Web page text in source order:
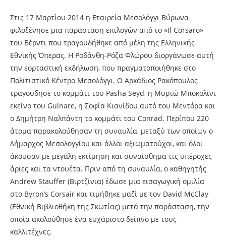
Στις 17 Μαρτίου 2014 η Εταιρεία Μεσολόγγι Βύρωνα
φιλοξένησε μια παράσταση επιλογών από το «Il Corsaro»
του Βέρντι που τραγουδήθηκε από μέλη της Ελληνικής
Εθνικής Όπερας. Η Ροδάνθη-Ρόζα Φλώρου διοργάνωσε αυτή
την εορταστική εκδήλωση, που πραγματοποιήθηκε στο
Πολιτιστικό Κέντρο Μεσολόγγι. Ο Αρκάδιος Ρακόπουλος
τραγούδησε το κομμάτι του Pasha Seyd, η Μυρτώ Μποκολίνι
εκείνο του Gulnare, η Σοφία Κιανίδου αυτό του Μεντόρα και
ο Δημήτρη Ναλπάντη το κομμάτι του Conrad. Περίπου 220
άτομα παρακολούθησαν τη συναυλία, μεταξύ των οποίων ο
Δήμαρχος Μεσολογγίου και άλλοι αξιωματούχοι, και όλοι
άκουσαν με μεγάλη εκτίμηση και συναίσθημα τις υπέροχες
άριες και τα ντουέτα. Πριν από τη συναυλία, ο καθηγητής
Andrew Stauffer (Βιρτζίνια) έδωσε μια εισαγωγική ομιλία
στο Byron’s Corsair και τιμήθηκε μαζί με τον David McClay
(Εθνική Βιβλιοθήκη της Σκωτίας) μετά την παράσταση, την
οποία ακολούθησε ένα ευχάριστο δείπνο με τους
καλλιτέχνες.